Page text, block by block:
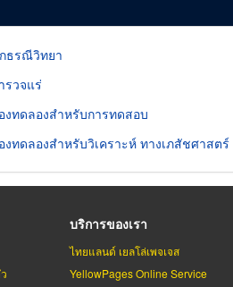
ธรณีวิทยา
รวจแร่
งทดลองสำหรับการทดสอบ
งทดลองสำหรับวิเคราะห์ ทางเภสัชศาสตร์
บริการของเรา
ไทยแลนด์ เยลโล่เพจเจส
YellowPages Online Service